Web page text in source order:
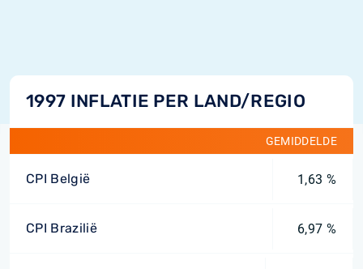
1997 INFLATIE PER LAND/REGIO
GEMIDDELDE
CPI België 1,63 %
CPI Brazilië 6,97 %